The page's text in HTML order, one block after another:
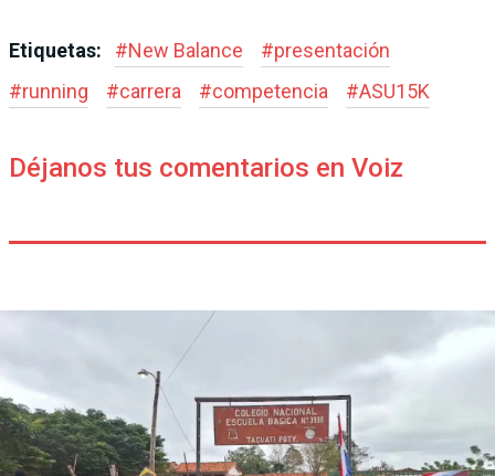
Etiquetas: #New Balance #presentación
#running #carrera #competencia #ASU15K
Déjanos tus comentarios en Voiz